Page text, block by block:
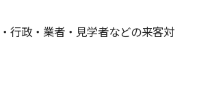
行政・業者・見学者などの来客対